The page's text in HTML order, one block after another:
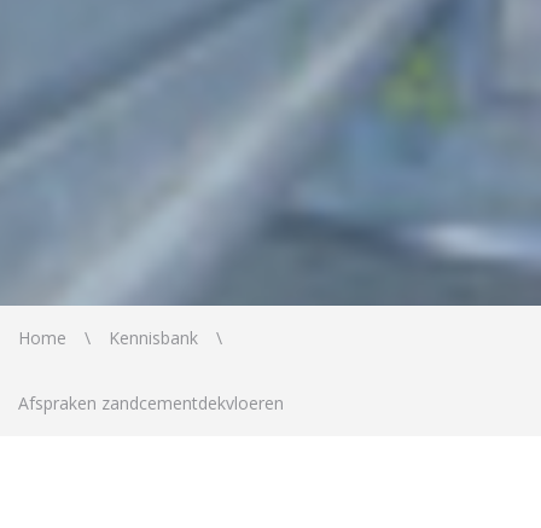
Home Kennisbank
Afspraken zandcementdekvloeren